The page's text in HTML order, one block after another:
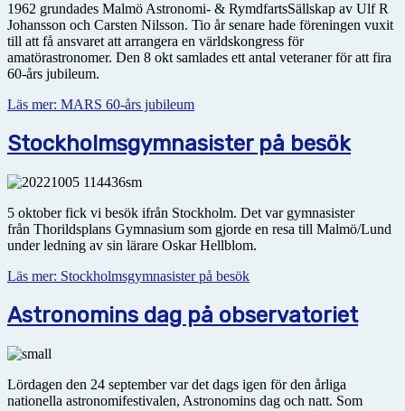
1962 grundades Malmö Astronomi- & RymdfartsSällskap av Ulf R
Johansson och Carsten Nilsson. Tio år senare hade föreningen vuxit
till att få ansvaret att arrangera en världskongress för
amatörastronomer. Den 8 okt samlades ett antal veteraner för att fira
60-års jubileum.
Läs mer: MARS 60-års jubileum
Stockholmsgymnasister på besök
5 oktober fick vi besök ifrån Stockholm. Det var gymnasister
från Thorildsplans Gymnasium som gjorde en resa till Malmö/Lund
under ledning av sin lärare Oskar Hellblom.
Läs mer: Stockholmsgymnasister på besök
Astronomins dag på observatoriet
Lördagen den 24 september var det dags igen för den årliga
nationella astronomifestivalen, Astronomins dag och natt. Som